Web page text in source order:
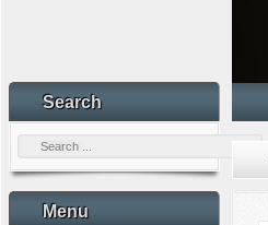
Search
Menu